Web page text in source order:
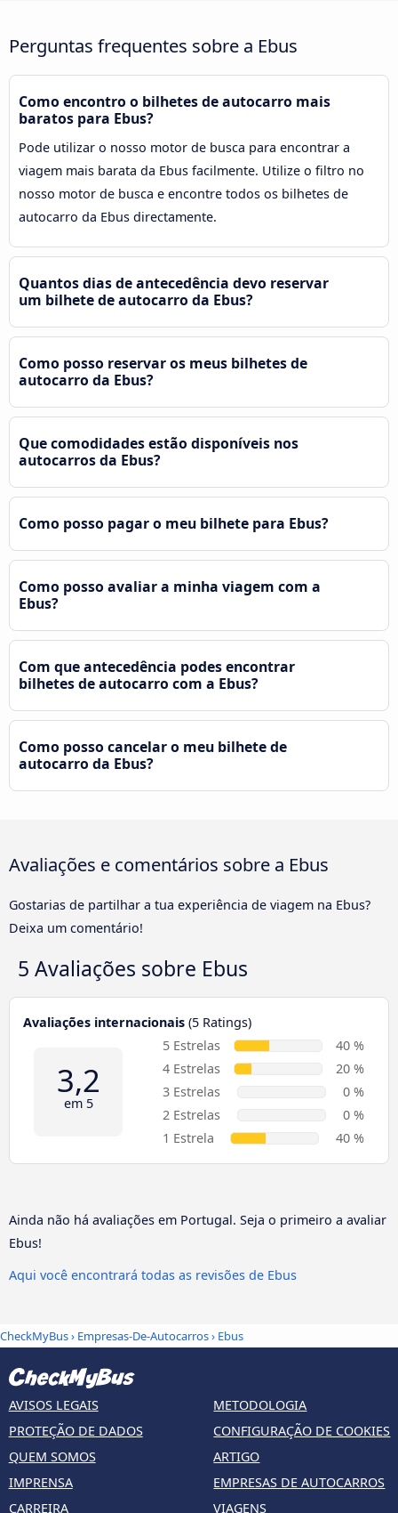
Perguntas frequentes sobre a Ebus
Como encontro o bilhetes de autocarro mais
baratos para Ebus?
Pode utilizar o nosso motor de busca para encontrar a
viagem mais barata da Ebus facilmente. Utilize o filtro no
nosso motor de busca e encontre todos os bilhetes de
autocarro da Ebus directamente.
Quantos dias de antecedência devo reservar
um bilhete de autocarro da Ebus?
Como posso reservar os meus bilhetes de
autocarro da Ebus?
Que comodidades estão disponíveis nos
autocarros da Ebus?
Como posso pagar o meu bilhete para Ebus?
Como posso avaliar a minha viagem com a
Ebus?
Com que antecedência podes encontrar
bilhetes de autocarro com a Ebus?
Como posso cancelar o meu bilhete de
autocarro da Ebus?
Avaliações e comentários sobre a Ebus
Gostarias de partilhar a tua experiência de viagem na Ebus?
Deixa um comentário!
5 Avaliações sobre Ebus
Avaliações internacionais (5 Ratings)
3,2
em 5
5 Estrelas
40 %
4 Estrelas
20 %
3 Estrelas
0 %
2 Estrelas
0 %
1 Estrela
40 %
Ainda não há avaliações em Portugal. Seja o primeiro a avaliar
Ebus!
Aqui você encontrará todas as revisões de Ebus
CheckMyBus› Empresas-De-Autocarros› Ebus
AVISOS LEGAIS
PROTEÇÃO DE DADOS
QUEM SOMOS
IMPRENSA
CARREIRA
METODOLOGIA
CONFIGURAÇÃO DE COOKIES
ARTIGO
EMPRESAS DE AUTOCARROS
VIAGENS